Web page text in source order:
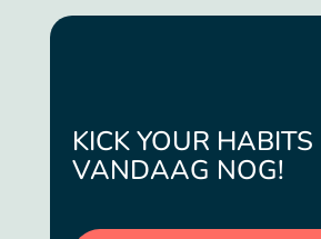
KICK YOUR HABITS
VANDAAG NOG!